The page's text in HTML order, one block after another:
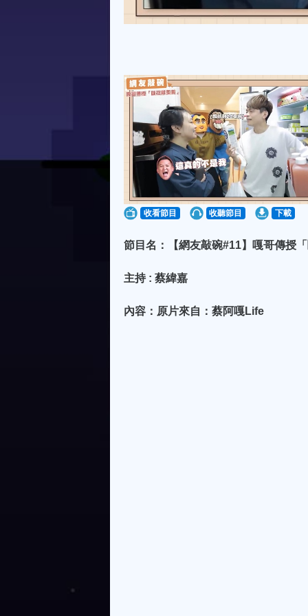
收看節目 收聽節目 下載
節目名：【網友敲碗#11】嘎哥傳授
主持 : 蔡緯嘉
內容：原片來自：蔡阿嘎Life